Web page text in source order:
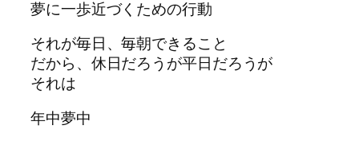
夢に一歩近づくための行動
それが毎日、毎朝できること
だから、休日だろうが平日だろうが
それは
年中夢中